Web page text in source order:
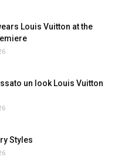
Louis Vuitton at the
un look Louis Vuitton
Styles